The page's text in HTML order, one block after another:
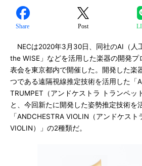
Share Post
NECは2020年3月30日、同社のAI（人
the WISE」などを活用した楽器の開発プ
表会を東京都内で開催した。開発した楽
つである遠隔視線推定技術を活用した「
TRUMPET（アンドケストラ トランペッ
と、今回新たに開発した姿勢推定技術を
「ANDCHESTRA VIOLIN（アンドケス
VIOLIN）」の2種類だ。